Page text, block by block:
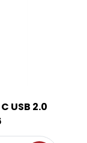
USB 2.0